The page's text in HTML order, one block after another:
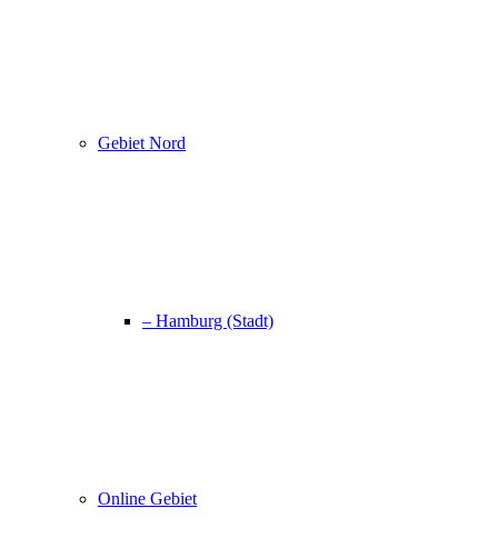
Gebiet Nord
– Hamburg (Stadt)
Online Gebiet